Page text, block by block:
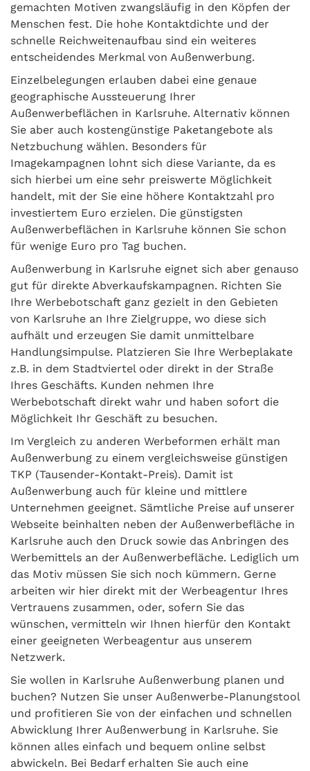
gemachten Motiven zwangsläufig in den Köpfen der
Menschen fest. Die hohe Kontaktdichte und der
schnelle Reichweitenaufbau sind ein weiteres
entscheidendes Merkmal von Außenwerbung.
Einzelbelegungen erlauben dabei eine genaue
geographische Aussteuerung Ihrer
Außenwerbeflächen in Karlsruhe. Alternativ können
Sie aber auch kostengünstige Paketangebote als
Netzbuchung wählen. Besonders für
Imagekampagnen lohnt sich diese Variante, da es
sich hierbei um eine sehr preiswerte Möglichkeit
handelt, mit der Sie eine höhere Kontaktzahl pro
investiertem Euro erzielen. Die günstigsten
Außenwerbeflächen in Karlsruhe können Sie schon
für wenige Euro pro Tag buchen.
Außenwerbung in Karlsruhe eignet sich aber genauso
gut für direkte Abverkaufskampagnen. Richten Sie
Ihre Werbebotschaft ganz gezielt in den Gebieten
von Karlsruhe an Ihre Zielgruppe, wo diese sich
aufhält und erzeugen Sie damit unmittelbare
Handlungsimpulse. Platzieren Sie Ihre Werbeplakate
z.B. in dem Stadtviertel oder direkt in der Straße
Ihres Geschäfts. Kunden nehmen Ihre
Werbebotschaft direkt wahr und haben sofort die
Möglichkeit Ihr Geschäft zu besuchen.
Im Vergleich zu anderen Werbeformen erhält man
Außenwerbung zu einem vergleichsweise günstigen
TKP (Tausender-Kontakt-Preis). Damit ist
Außenwerbung auch für kleine und mittlere
Unternehmen geeignet. Sämtliche Preise auf unserer
Webseite beinhalten neben der Außenwerbefläche in
Karlsruhe auch den Druck sowie das Anbringen des
Werbemittels an der Außenwerbefläche. Lediglich um
das Motiv müssen Sie sich noch kümmern. Gerne
arbeiten wir hier direkt mit der Werbeagentur Ihres
Vertrauens zusammen, oder, sofern Sie das
wünschen, vermitteln wir Ihnen hierfür den Kontakt
einer geeigneten Werbeagentur aus unserem
Netzwerk.
Sie wollen in Karlsruhe Außenwerbung planen und
buchen? Nutzen Sie unser Außenwerbe-Planungstool
und profitieren Sie von der einfachen und schnellen
Abwicklung Ihrer Außenwerbung in Karlsruhe. Sie
können alles einfach und bequem online selbst
abwickeln. Bei Bedarf erhalten Sie auch eine